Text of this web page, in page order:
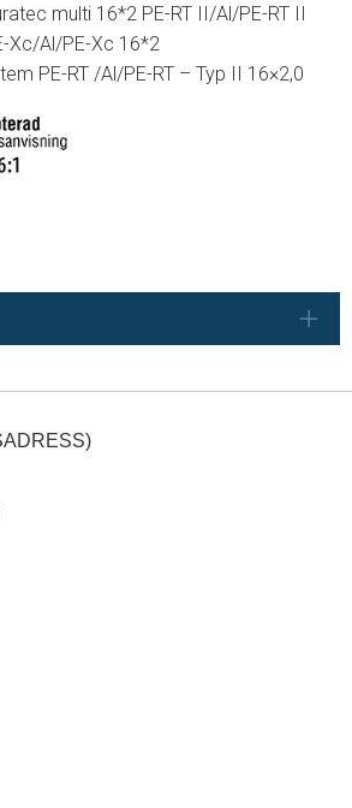
multi 16*2 PE-RT II/Al/PE-RT II
Xc/Al/PE-Xc 16*2
PE-RT /Al/PE-RT – Typ II 16×2,0